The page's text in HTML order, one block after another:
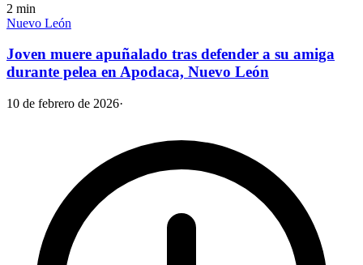
2 min
Nuevo León
Joven muere apuñalado tras defender a su amiga
durante pelea en Apodaca, Nuevo León
10 de febrero de 2026·